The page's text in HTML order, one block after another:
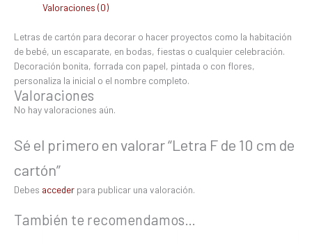
Valoraciones (0)
Letras de cartón para decorar o hacer proyectos como la habitación
de bebé, un escaparate, en bodas, fiestas o cualquier celebración.
Decoración bonita, forrada con papel, pintada o con flores,
personaliza la inicial o el nombre completo.
Valoraciones
No hay valoraciones aún.
Sé el primero en valorar “Letra F de 10 cm de
cartón”
Debes acceder para publicar una valoración.
También te recomendamos…